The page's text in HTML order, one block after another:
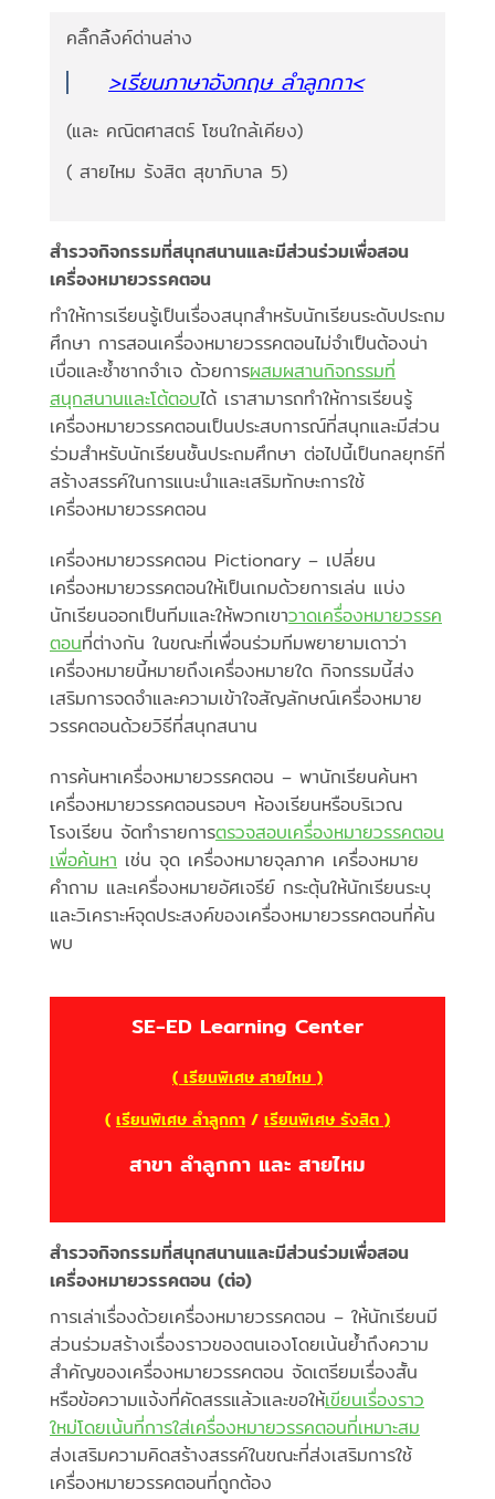
คลิ๊กลิ้งค์ด่านล่าง
>เรียนภาษาอังกฤษ ลำลูกกา<
(และ คณิตศาสตร์ โซนใกล้เคียง)
( สายไหม รังสิต สุขาภิบาล 5)
สำรวจกิจกรรมที่สนุกสนานและมีส่วนร่วมเพื่อสอน
เครื่องหมายวรรคตอน
ทำให้การเรียนรู้เป็นเรื่องสนุกสำหรับนักเรียนระดับประถม
ศึกษา การสอนเครื่องหมายวรรคตอนไม่จำเป็นต้องน่า
เบื่อและซ้ำซากจำเจ ด้วยการผสมผสานกิจกรรมที่
สนุกสนานและโต้ตอบได้ เราสามารถทำให้การเรียนรู้
เครื่องหมายวรรคตอนเป็นประสบการณ์ที่สนุกและมีส่วน
ร่วมสำหรับนักเรียนชั้นประถมศึกษา ต่อไปนี้เป็นกลยุทธ์ที่
สร้างสรรค์ในการแนะนำและเสริมทักษะการใช้
เครื่องหมายวรรคตอน
เครื่องหมายวรรคตอน Pictionary – เปลี่ยน
เครื่องหมายวรรคตอนให้เป็นเกมด้วยการเล่น แบ่ง
นักเรียนออกเป็นทีมและให้พวกเขาวาดเครื่องหมายวรรค
ตอนที่ต่างกัน ในขณะที่เพื่อนร่วมทีมพยายามเดาว่า
เครื่องหมายนี้หมายถึงเครื่องหมายใด กิจกรรมนี้ส่ง
เสริมการจดจำและความเข้าใจสัญลักษณ์เครื่องหมาย
วรรคตอนด้วยวิธีที่สนุกสนาน
การค้นหาเครื่องหมายวรรคตอน – พานักเรียนค้นหา
เครื่องหมายวรรคตอนรอบๆ ห้องเรียนหรือบริเวณ
โรงเรียน จัดทำรายการตรวจสอบเครื่องหมายวรรคตอน
เพื่อค้นหา เช่น จุด เครื่องหมายจุลภาค เครื่องหมาย
คำถาม และเครื่องหมายอัศเจรีย์ กระตุ้นให้นักเรียนระบุ
และวิเคราะห์จุดประสงค์ของเครื่องหมายวรรคตอนที่ค้น
พบ
SE-ED Learning Center
( เรียนพิเศษ สายไหม )
( เรียนพิเศษ ลำลูกกา / เรียนพิเศษ รังสิต )
สาขา ลำลูกกา และ สายไหม
สำรวจกิจกรรมที่สนุกสนานและมีส่วนร่วมเพื่อสอน
เครื่องหมายวรรคตอน (ต่อ)
การเล่าเรื่องด้วยเครื่องหมายวรรคตอน – ให้นักเรียนมี
ส่วนร่วมสร้างเรื่องราวของตนเองโดยเน้นย้ำถึงความ
สำคัญของเครื่องหมายวรรคตอน จัดเตรียมเรื่องสั้น
หรือข้อความแจ้งที่คัดสรรแล้วและขอให้เขียนเรื่องราว
ใหม่โดยเน้นที่การใส่เครื่องหมายวรรคตอนที่เหมาะสม
ส่งเสริมความคิดสร้างสรรค์ในขณะที่ส่งเสริมการใช้
เครื่องหมายวรรคตอนที่ถูกต้อง